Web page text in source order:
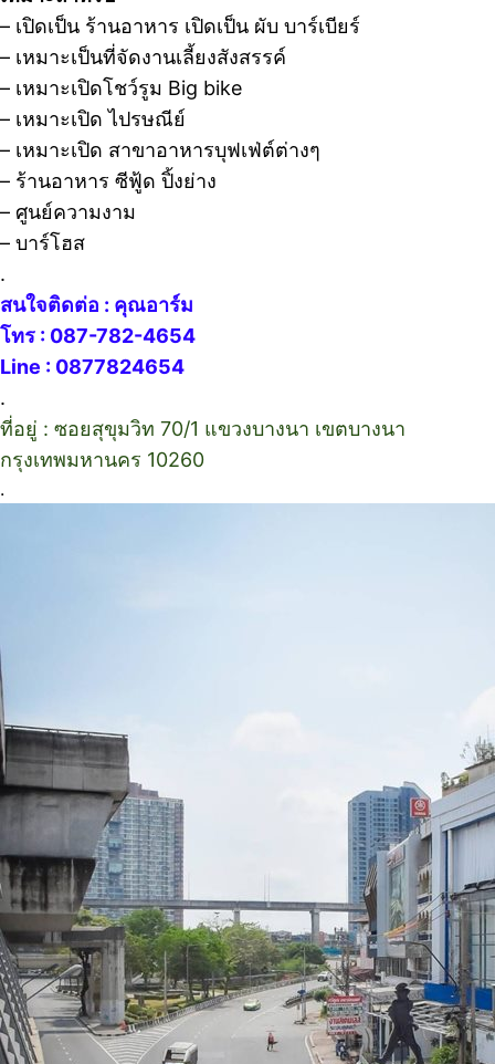
– เปิดเป็น ร้านอาหาร เปิดเป็น ผับ บาร์เบียร์
– เหมาะเป็นที่จัดงานเลี้ยงสังสรรค์
– เหมาะเปิดโชว์รูม Big bike
– เหมาะเปิด ไปรษณีย์
– เหมาะเปิด สาขาอาหารบุฟเฟ่ต์ต่างๆ
– ร้านอาหาร ซีฟู้ด ปิ้งย่าง
– ศูนย์ความงาม
– บาร์โฮส
.
สนใจติดต่อ : คุณอาร์ม
โทร : 087-782-4654
Line : 0877824654
.
ที่อยู่ : ซอยสุขุมวิท 70/1 แขวงบางนา เขตบางนา
กรุงเทพมหานคร 10260
.